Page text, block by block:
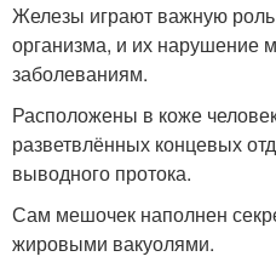
Железы играют важную
организма, и их нарушение
заболеваниям.
Расположены в коже
разветвлённых концевых
выводного протока.
Сам мешочек наполнен
жировыми вакуолями.